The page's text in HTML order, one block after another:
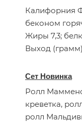
Калифорния
беконом
Жиры 7,3;
Выход
Сет Новинка
Ролл
креветка,
ролл